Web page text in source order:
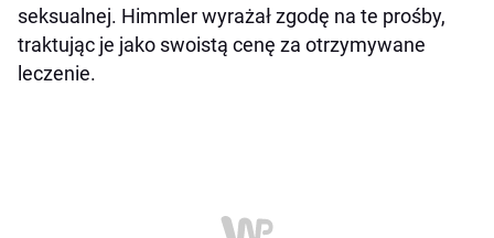
seksualnej. Himmler wyrażał zgodę na te prośby,
traktując je jako swoistą cenę za otrzymywane
leczenie.